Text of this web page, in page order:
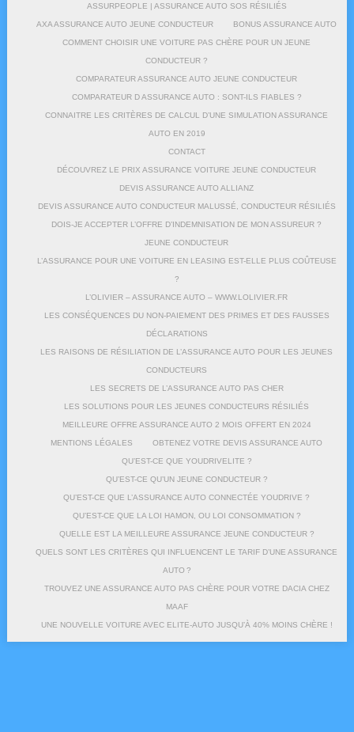
ASSURPEOPLE | ASSURANCE AUTO SOS RÉSILIÉS
AXA ASSURANCE AUTO JEUNE CONDUCTEUR BONUS ASSURANCE AUTO
COMMENT CHOISIR UNE VOITURE PAS CHÈRE POUR UN JEUNE
CONDUCTEUR ?
COMPARATEUR ASSURANCE AUTO JEUNE CONDUCTEUR
COMPARATEUR D ASSURANCE AUTO : SONT-ILS FIABLES ?
CONNAITRE LES CRITÈRES DE CALCUL D’UNE SIMULATION ASSURANCE
AUTO EN 2019
CONTACT
DÉCOUVREZ LE PRIX ASSURANCE VOITURE JEUNE CONDUCTEUR
DEVIS ASSURANCE AUTO ALLIANZ
DEVIS ASSURANCE AUTO CONDUCTEUR MALUSSÉ, CONDUCTEUR RÉSILIÉS
DOIS-JE ACCEPTER L’OFFRE D’INDEMNISATION DE MON ASSUREUR ?
JEUNE CONDUCTEUR
L’ASSURANCE POUR UNE VOITURE EN LEASING EST-ELLE PLUS COÛTEUSE
?
L’OLIVIER – ASSURANCE AUTO – WWW.LOLIVIER.FR
LES CONSÉQUENCES DU NON-PAIEMENT DES PRIMES ET DES FAUSSES
DÉCLARATIONS
LES RAISONS DE RÉSILIATION DE L’ASSURANCE AUTO POUR LES JEUNES
CONDUCTEURS
LES SECRETS DE L’ASSURANCE AUTO PAS CHER
LES SOLUTIONS POUR LES JEUNES CONDUCTEURS RÉSILIÉS
MEILLEURE OFFRE ASSURANCE AUTO 2 MOIS OFFERT EN 2024
MENTIONS LÉGALES OBTENEZ VOTRE DEVIS ASSURANCE AUTO
QU’EST-CE QUE YOUDRIVELITE ?
QU’EST-CE QU’UN JEUNE CONDUCTEUR ?
QU’EST-CE QUE L’ASSURANCE AUTO CONNECTÉE YOUDRIVE ?
QU’EST-CE QUE LA LOI HAMON, OU LOI CONSOMMATION ?
QUELLE EST LA MEILLEURE ASSURANCE JEUNE CONDUCTEUR ?
QUELS SONT LES CRITÈRES QUI INFLUENCENT LE TARIF D’UNE ASSURANCE
AUTO ?
TROUVEZ UNE ASSURANCE AUTO PAS CHÈRE POUR VOTRE DACIA CHEZ
MAAF
UNE NOUVELLE VOITURE AVEC ELITE-AUTO JUSQU’À 40% MOINS CHÈRE !